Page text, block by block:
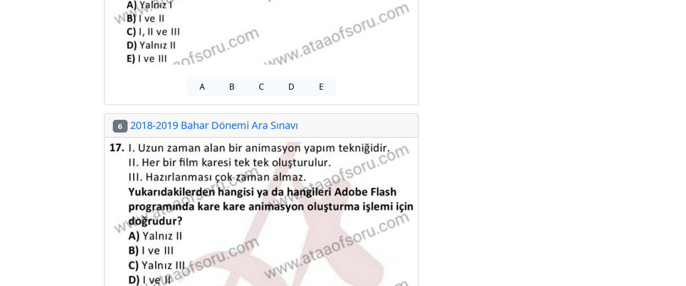
A B C D E
6 2018-2019 Bahar Dönemi Ara Sınavı